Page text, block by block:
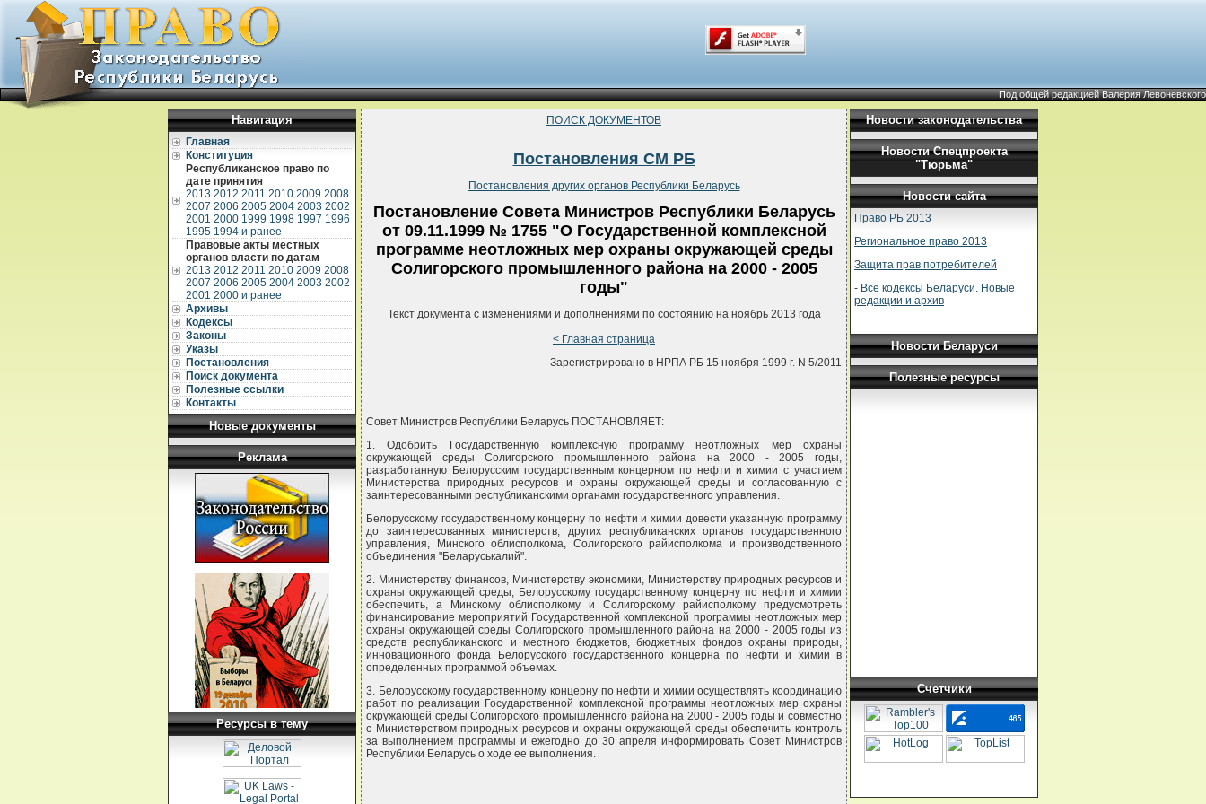
Под общей редакцией Валерия Левоневского
Навигация
Главная
Конституция
Республиканское право по
дате принятия
2013 2012 2011 2010 2009 2008
2007 2006 2005 2004 2003 2002
2001 2000 1999 1998 1997 1996
1995 1994 и ранее
Правовые акты местных
органов власти по датам
2013 2012 2011 2010 2009 2008
2007 2006 2005 2004 2003 2002
2001 2000 и ранее
Архивы
Кодексы
Законы
Указы
Постановления
Поиск документа
Полезные ссылки
Контакты
Новые документы
Реклама
Ресурсы в тему
ПОИСК ДОКУМЕНТОВ
Постановления СМ РБ
Постановления других органов Республики Беларусь
Постановление Совета Министров Республики Беларусь
от 09.11.1999 № 1755 "О Государственной комплексной
программе неотложных мер охраны окружающей среды
Солигорского промышленного района на 2000 - 2005
годы"
Текст документа с изменениями и дополнениями по состоянию на ноябрь 2013 года
< Главная страница
Зарегистрировано в НРПА РБ 15 ноября 1999 г. N 5/2011
Совет Министров Республики Беларусь ПОСТАНОВЛЯЕТ:
1. Одобрить Государственную комплексную программу неотложных мер охраны
окружающей среды Солигорского промышленного района на 2000 - 2005 годы,
разработанную Белорусским государственным концерном по нефти и химии с участием
Министерства природных ресурсов и охраны окружающей среды и согласованную с
заинтересованными республиканскими органами государственного управления.
Белорусскому государственному концерну по нефти и химии довести указанную программу
до заинтересованных министерств, других республиканских органов государственного
управления, Минского облисполкома, Солигорского райисполкома и производственного
объединения "Беларуськалий".
2. Министерству финансов, Министерству экономики, Министерству природных ресурсов и
охраны окружающей среды, Белорусскому государственному концерну по нефти и химии
обеспечить, а Минскому облисполкому и Солигорскому райисполкому предусмотреть
финансирование мероприятий Государственной комплексной программы неотложных мер
охраны окружающей среды Солигорского промышленного района на 2000 - 2005 годы из
средств республиканского и местного бюджетов, бюджетных фондов охраны природы,
инновационного фонда Белорусского государственного концерна по нефти и химии в
определенных программой объемах.
3. Белорусскому государственному концерну по нефти и химии осуществлять координацию
работ по реализации Государственной комплексной программы неотложных мер охраны
окружающей среды Солигорского промышленного района на 2000 - 2005 годы и совместно
с Министерством природных ресурсов и охраны окружающей среды обеспечить контроль
за выполнением программы и ежегодно до 30 апреля информировать Совет Министров
Республики Беларусь о ходе ее выполнения.
Новости законодательства
Новости Спецпроекта
"Тюрьма"
Новости сайта
Право РБ 2013
Региональное право 2013
Защита прав потребителей
- Все кодексы Беларуси. Новые
редакции и архив
Новости Беларуси
Полезные ресурсы
Счетчики